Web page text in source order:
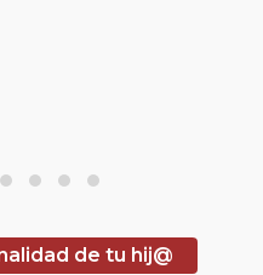
de tu hij@